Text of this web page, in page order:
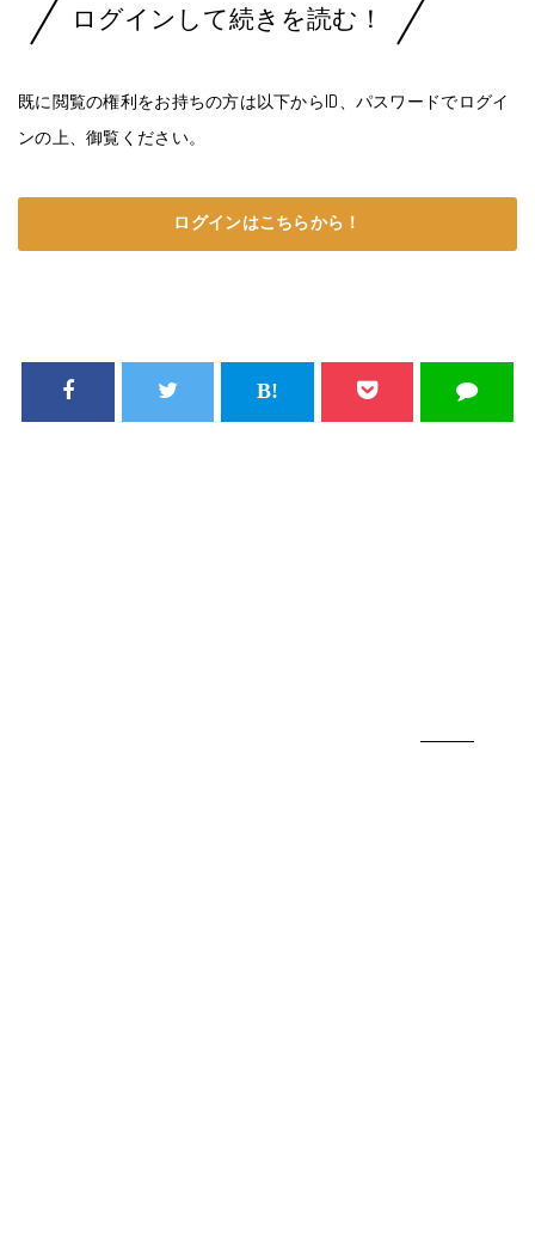
ログインして続きを読む！
既に閲覧の権利をお持ちの方は以下からID、パスワードでログイ
ンの上、御覧ください。
ログインはこちらから！